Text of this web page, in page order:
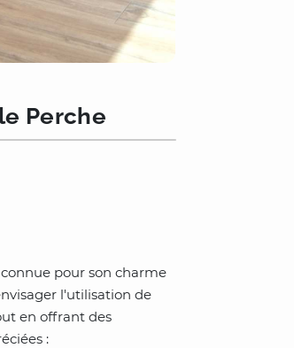
Perche
pour son charme
l'utilisation de
en offrant des
: